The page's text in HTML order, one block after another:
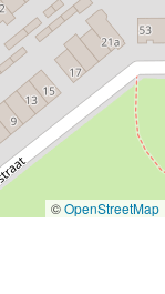
©OpenStreetMap